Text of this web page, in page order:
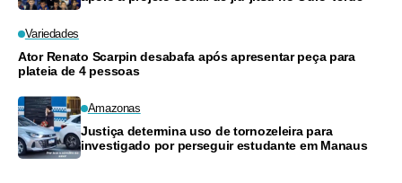
Variedades
Ator Renato Scarpin desabafa após apresentar peça para
plateia de 4 pessoas
Amazonas
Justiça determina uso de tornozeleira para
investigado por perseguir estudante em Manaus